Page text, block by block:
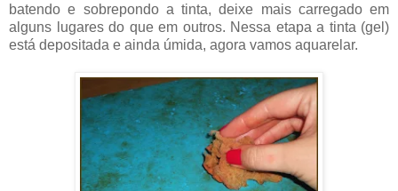
batendo e sobrepondo a tinta, deixe mais carregado em
alguns lugares do que em outros. Nessa etapa a tinta (gel)
está depositada e ainda úmida, agora vamos aquarelar.